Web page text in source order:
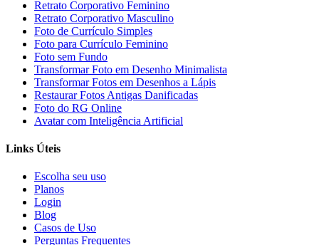
Retrato Corporativo Feminino
Retrato Corporativo Masculino
Foto de Currículo Simples
Foto para Currículo Feminino
Foto sem Fundo
Transformar Foto em Desenho Minimalista
Transformar Fotos em Desenhos a Lápis
Restaurar Fotos Antigas Danificadas
Foto do RG Online
Avatar com Inteligência Artificial
Links Úteis
Escolha seu uso
Planos
Login
Blog
Casos de Uso
Perguntas Frequentes